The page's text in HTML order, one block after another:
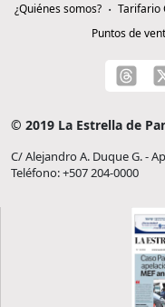
¿Quiénes somos? Tarifario
Puntos de
© 2019 La Estrella de
C/ Alejandro A. Duque G. -
Teléfono: +507 204-0000